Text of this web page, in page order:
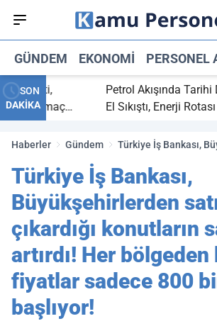
GÜNDEM EKONOMI PERSONEL
SON
DAKİKA
bitti,
maç
Petrol Akışında Tarihi
El Sıkıştı, Enerji Rotası
Haberler Gündem
Türkiye İş Bankası,
Her bölgeden konut
800 bin TL'den
Türkiye İş Bankası,
Büyükşehirlerden
çıkardığı konutların
artırdı! Her
fiyatlar sadece 800
başlıyor!